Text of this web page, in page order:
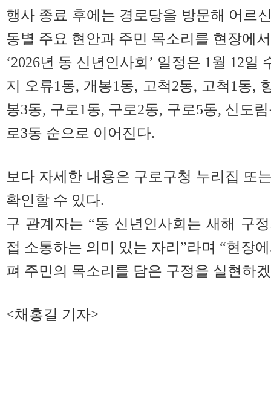
행사 종료 후에는 경로당을 방문해 어르
동별 주요 현안과 주민 목소리를 현장에
‘2026년 동 신년인사회’ 일정은 1월 12일
지 오류1동, 개봉1동, 고척2동, 고척1동,
봉3동, 구로1동, 구로2동, 구로5동, 신도
로3동 순으로 이어진다.
보다 자세한 내용은 구로구청 누리집 또
확인할 수 있다.
구 관계자는 “동 신년인사회는 새해 구
접 소통하는 의미 있는 자리”라며 “현장
펴 주민의 목소리를 담은 구정을 실현하
<채홍길 기자>